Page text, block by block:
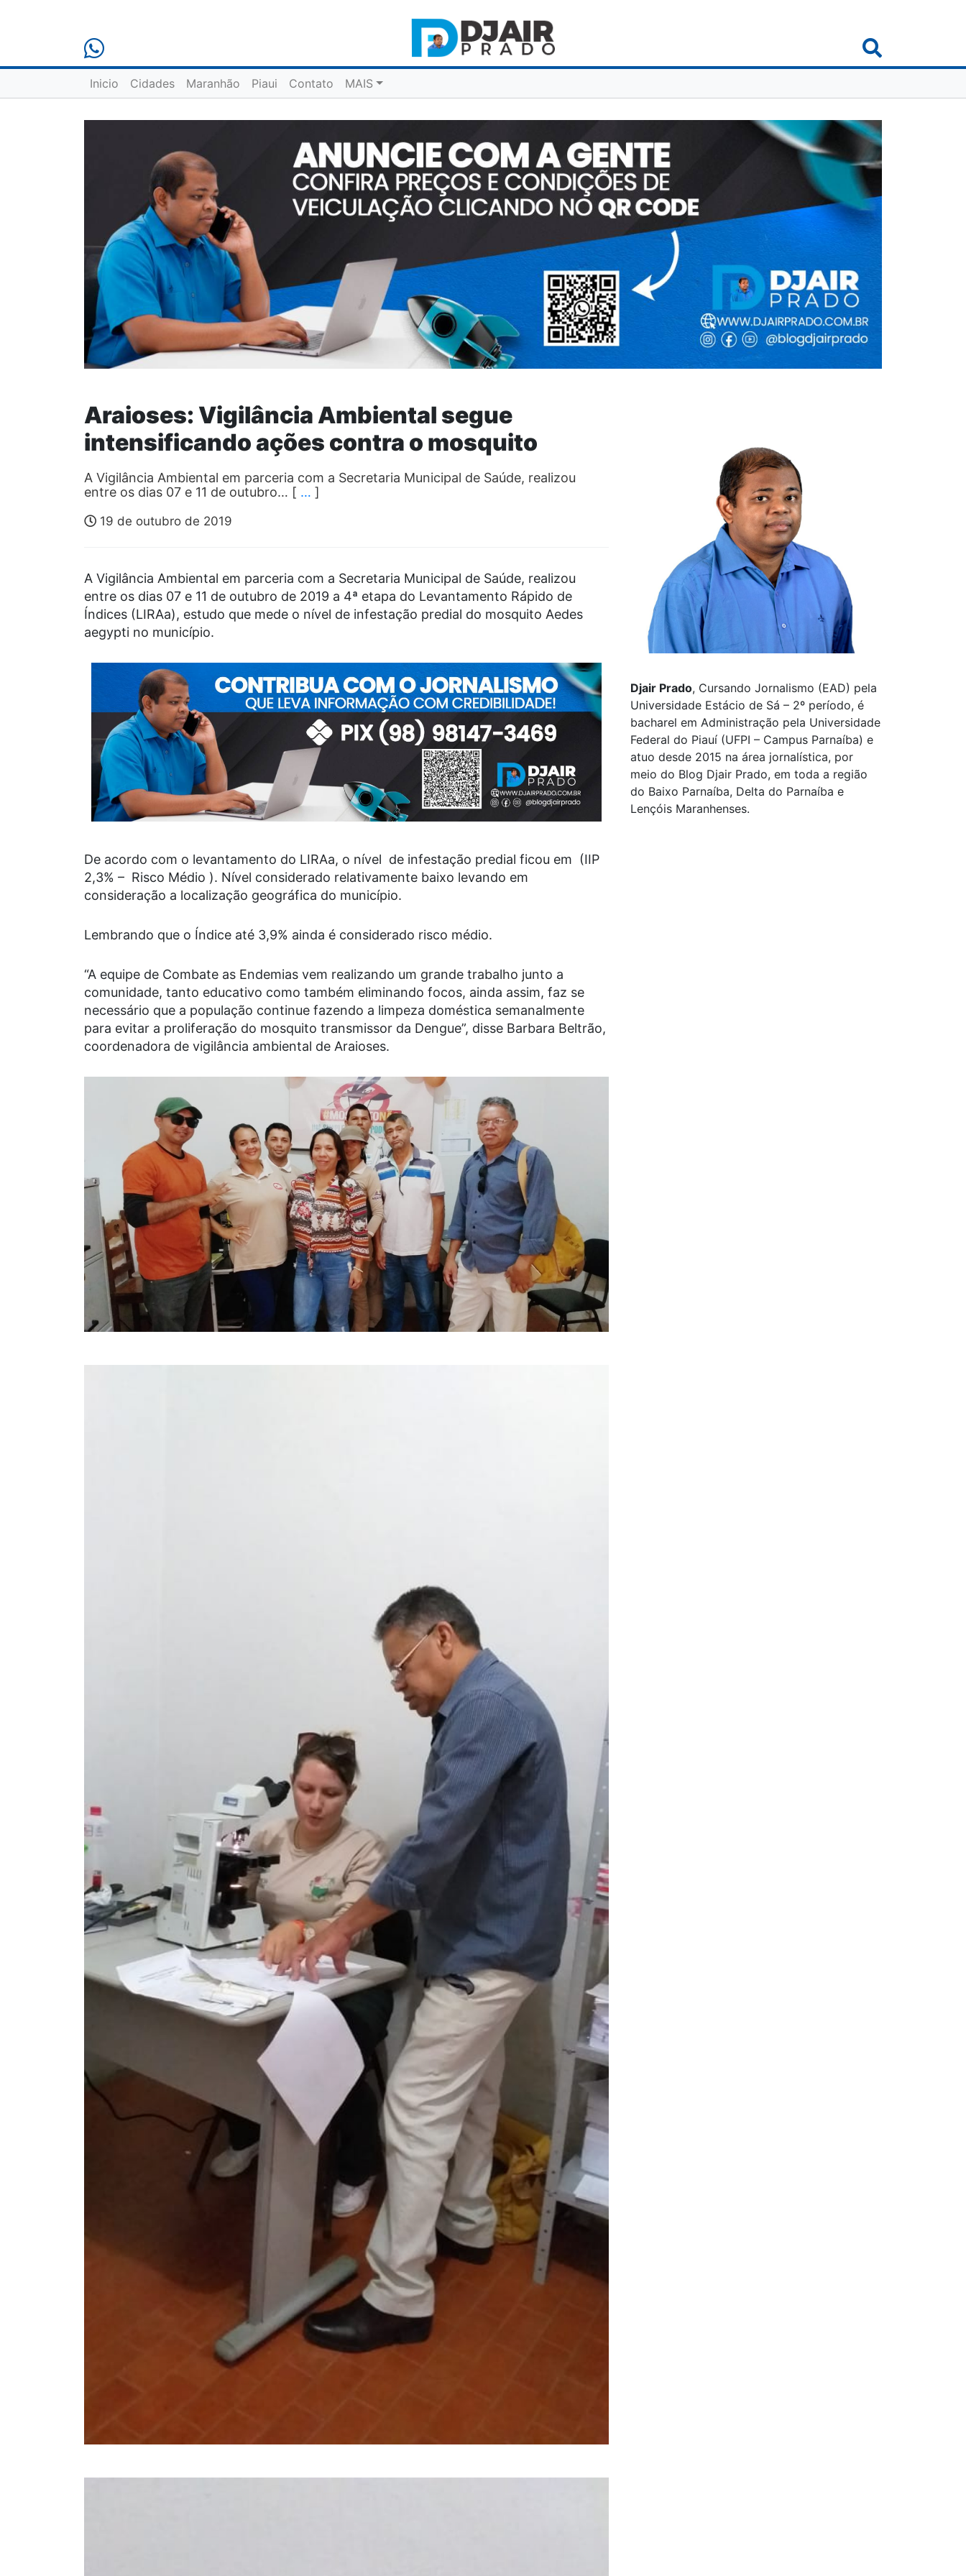
Inicio Cidades Maranhão Piaui Contato MAIS
Araioses: Vigilância Ambiental segue
intensificando ações contra o mosquito
A Vigilância Ambiental em parceria com a Secretaria Municipal de Saúde, realizou
entre os dias 07 e 11 de outubro… [ … ]
19 de outubro de 2019
A Vigilância Ambiental em parceria com a Secretaria Municipal de Saúde, realizou
entre os dias 07 e 11 de outubro de 2019 a 4ª etapa do Levantamento Rápido de
Índices (LIRAa), estudo que mede o nível de infestação predial do mosquito Aedes
aegypti no município.
De acordo com o levantamento do LIRAa, o nível de infestação predial ficou em (IIP
2,3% – Risco Médio ). Nível considerado relativamente baixo levando em
consideração a localização geográfica do município.
Lembrando que o Índice até 3,9% ainda é considerado risco médio.
“A equipe de Combate as Endemias vem realizando um grande trabalho junto a
comunidade, tanto educativo como também eliminando focos, ainda assim, faz se
necessário que a população continue fazendo a limpeza doméstica semanalmente
para evitar a proliferação do mosquito transmissor da Dengue”, disse Barbara Beltrão,
coordenadora de vigilância ambiental de Araioses.
Djair Prado, Cursando Jornalismo (EAD) pela
Universidade Estácio de Sá – 2º período, é
bacharel em Administração pela Universidade
Federal do Piauí (UFPI – Campus Parnaíba) e
atuo desde 2015 na área jornalística, por
meio do Blog Djair Prado, em toda a região
do Baixo Parnaíba, Delta do Parnaíba e
Lençóis Maranhenses.